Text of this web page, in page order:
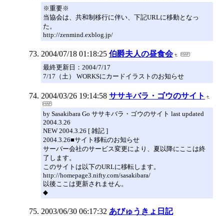
※重要※
当協会は、共和制移行に伴い、下記URLに移動となっ
た。
http://zenmind.exblog.jp/
2004/07/18 01:18:25 伯爵夫人の昼食会
最終更新日：2004/7/17
7/17（土） WORKSにカードイラストのお知らせ
2004/03/26 19:14:58 ササキバラ・ゴウのサイト
by Sasakibara Go ササキバラ・ゴウのサイト last updated
2004.3.26
NEW 2004.3.26 [ 雑記 ]
2004.3.26■サイト移転のお知らせ
サーバー会社のサービス変更により、夏以降にここは終
了します。
このサイトは以下のURLに移転します。
http://homepage3.nifty.com/sasakibara/
以後ここは更新されません。
◆
2003/06/30 06:17:32 あびゅうきょ日記